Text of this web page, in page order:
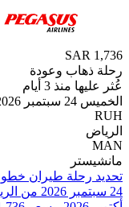
وعودة
3 أيام
2026